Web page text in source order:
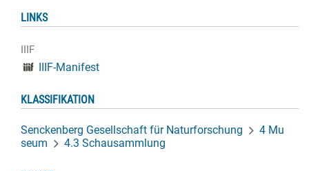
LINKS
IIIF
IIIF-Manifest
KLASSIFIKATION
Senckenberg Gesellschaft für Naturforschung
4 Mu
seum
4.3 Schausammlung